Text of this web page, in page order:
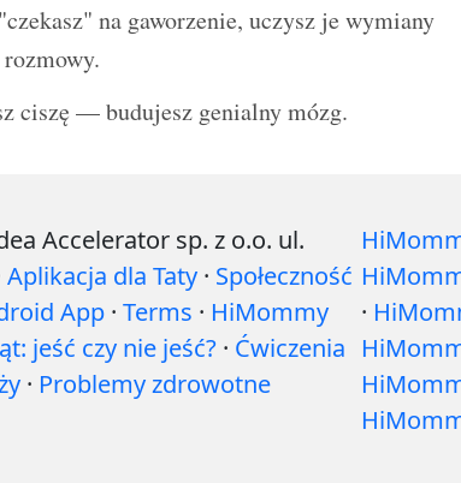
na gaworzenie, uczysz je wymiany
ciszę — budujesz genialny mózg.
Accelerator sp. z o.o. ul.
Aplikacja dla Taty · Społeczność
App · Terms · HiMommy
jeść czy nie jeść? · Ćwiczenia
· Problemy zdrowotne
·